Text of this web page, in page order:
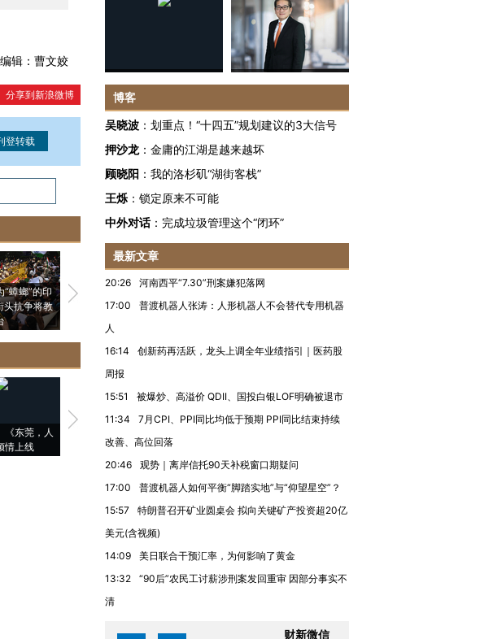
辑：曹文姣
分享到新浪微博
“蟑螂”的印
头抗争将教
视线｜“入侵”还是“人道危
机”？难民潮撕裂西班牙
飞地休达
湖北宜昌局部短时降雨
128毫米 紧急转移近
雨 3小时累计雨量超80毫
《东莞，人
情上线
【推广】走进第四届链博
【商旅对话】华住集团
博客
吴晓波 ： 划重点！“十四五”规划建议的3大信号
押沙龙 ： 金庸的江湖是越来越坏
顾晓阳 ： 我的洛杉矶“湖街客栈”
王烁 ： 锁定原来不可能
中外对话： 完成垃圾管理这个“闭环”
最新文章
20:26
河南西平“7.30”刑案嫌犯落网
17:00
普渡机器人张涛：人形机器人不会替代专用机器
人
16:14
创新药再活跃，龙头上调全年业绩指引｜医药股
周报
15:51
被爆炒、高溢价 QDII、国投白银LOF明确被退市
11:34
7月CPI、PPI同比均低于预期 PPI同比结束持续
改善、高位回落
20:46
观势｜离岸信托90天补税窗口期疑问
17:00
普渡机器人如何平衡“脚踏实地”与“仰望星空”？
15:57
特朗普召开矿业圆桌会 拟向关键矿产投资超20亿
美元(含视频)
14:09
美日联合干预汇率，为何影响了黄金
13:32
“90后”农民工讨薪涉刑案发回重审 因部分事实不
清
财新微信